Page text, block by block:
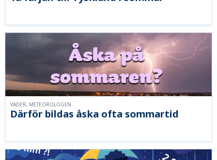
Därför bildas åska ofta sommartid
VÄDER, METEOROLOGEN